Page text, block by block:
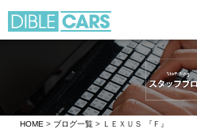
HOME > ブログ一覧 > ＬＥＸＵＳ 『Ｆ』